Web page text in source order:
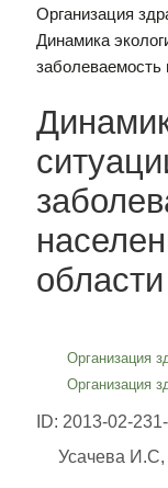
Организация
Динамика
заболеваемость
области
Организация
Организация
ID: 2013-02-
Усачева